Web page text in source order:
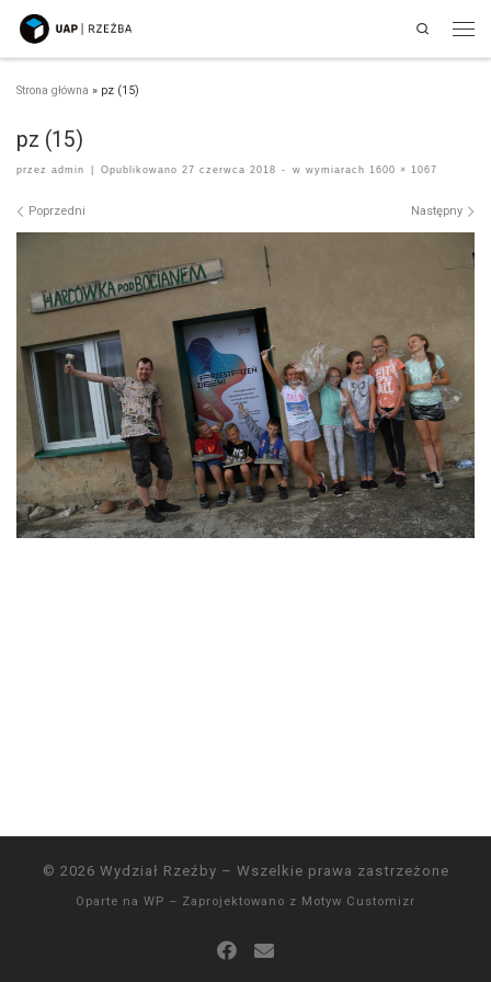
Przejdź do treści
Search
Strona główna » pz (15)
pz (15)
przez admin Opublikowano 27 czerwca 2018 - w wymiarach 1600 × 1067
Nawigacja po obrazach
Poprzedni Następny
© 2026 Wydział Rzeźby – Wszelkie prawa zastrzeżone
Oparte na WP – Zaprojektowano z Motyw Customizr